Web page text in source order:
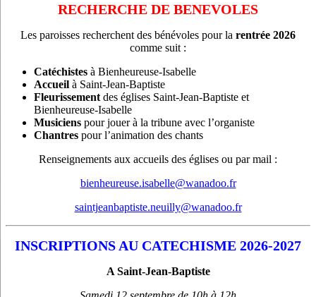
RECHERCHE DE BENEVOLES
Les paroisses recherchent des bénévoles pour la rentrée 2026
comme suit :
Catéchistes à Bienheureuse-Isabelle
Accueil à Saint-Jean-Baptiste
Fleurissement des églises Saint-Jean-Baptiste et
Bienheureuse-Isabelle
Musiciens pour jouer à la tribune avec l’organiste
Chantres pour l’animation des chants
Renseignements aux accueils des églises ou par mail :
bienheureuse.isabelle@wanadoo.fr
saintjeanbaptiste.neuilly@wanadoo.fr
INSCRIPTIONS AU CATECHISME 2026-2027
A Saint-Jean-Baptiste